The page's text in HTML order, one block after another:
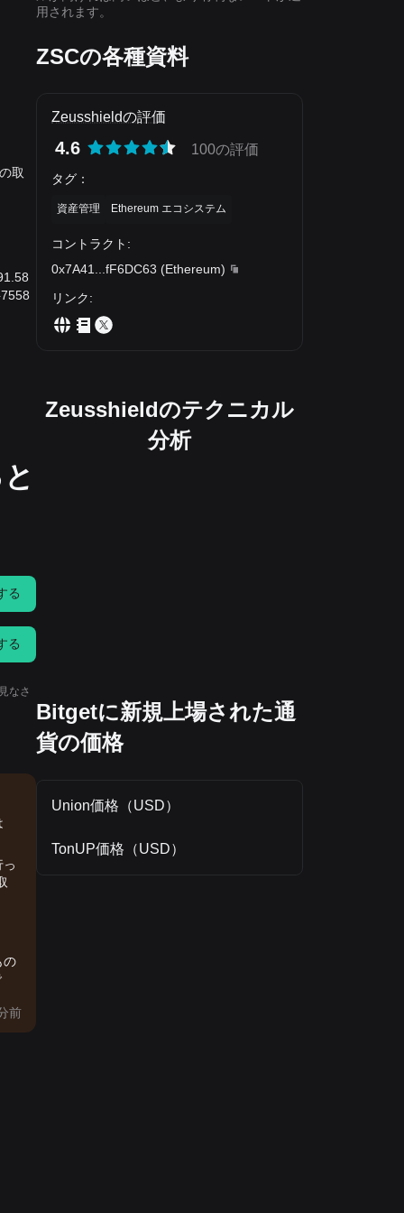
取
る
る
なさ
の
前
用されます。
ZSCの各種資料
Zeusshieldの評価
4.6 100の評価
タグ ：
資産管理 Ethereum エコシステム
コントラクト :
0x7A41
fF6DC63 (Ethereum)
リンク:
Zeusshieldのテクニカル
分析
Bitgetに新規上場された通
貨の価格
Union価格（USD）
TonUP価格（USD）